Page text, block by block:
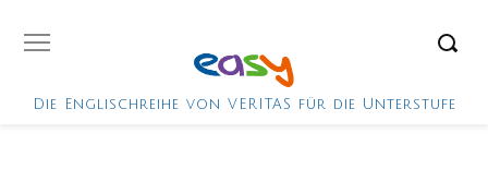
Die Englischreihe von VERITAS für die Unterstufe